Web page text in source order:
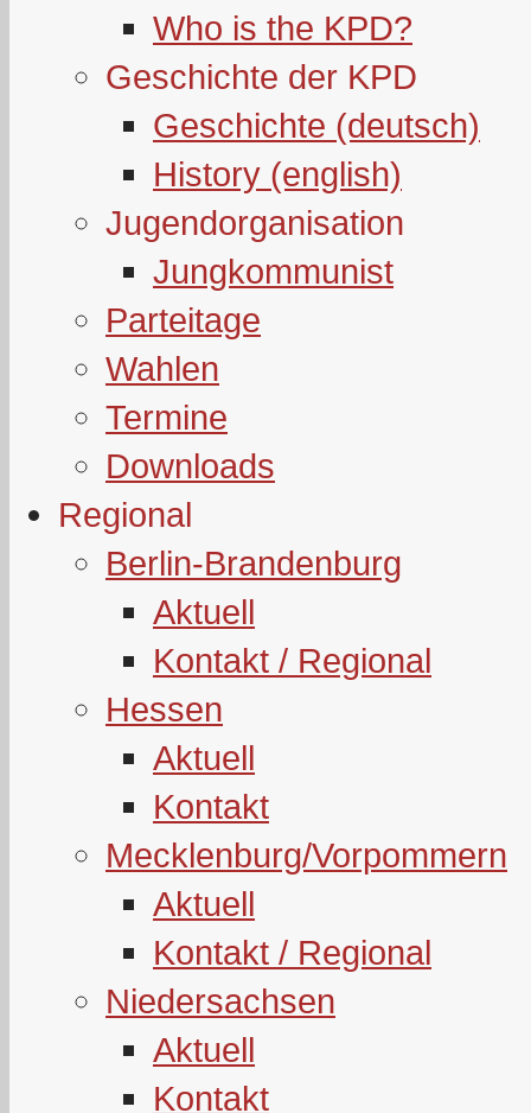
Who is the KPD?
Geschichte der KPD
Geschichte (deutsch)
History (english)
Jugendorganisation
Jungkommunist
Parteitage
Wahlen
Termine
Downloads
Regional
Berlin-Brandenburg
Aktuell
Kontakt / Regional
Hessen
Aktuell
Kontakt
Mecklenburg/Vorpommern
Aktuell
Kontakt / Regional
Niedersachsen
Aktuell
Kontakt